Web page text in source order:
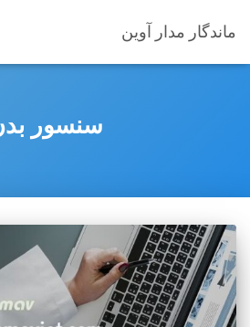
ماندگار مدار آوین
سنسور